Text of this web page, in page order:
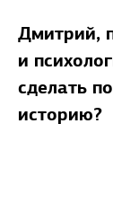
Дмитрий,
и
сделать
историю?